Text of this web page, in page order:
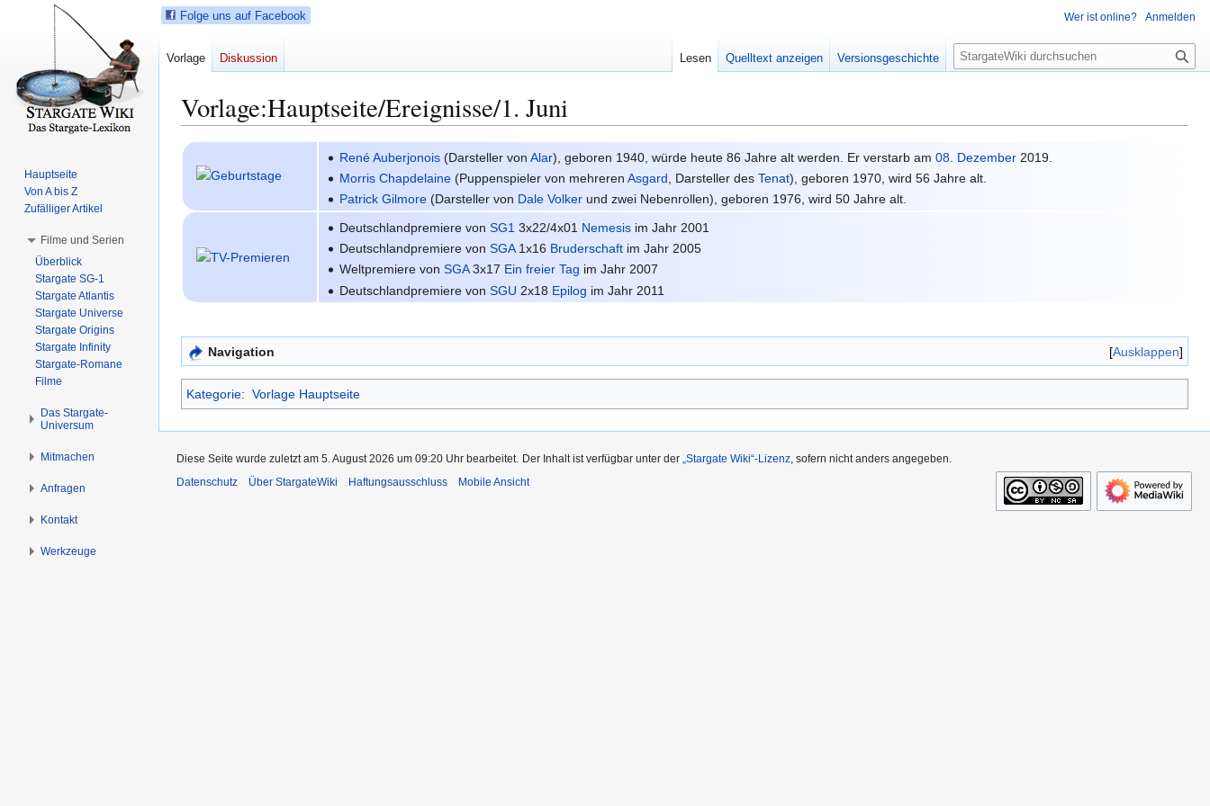
Vorlage:Hauptseite/Ereignisse/1. Juni
Z
N
o
s
i
n
Z
S
i
g
René Auberjonois (Darsteller vonAlar), geboren 1940, würde heute 86 Jahre alt werden. Er verstarb am08. Dezember 2019.
Morris Chapdelaine (Puppenspieler von mehrerenAsgard , Darsteller desTenat), geboren 1970, wird 56 Jahre alt.
Patrick Gilmore (Darsteller von Dale Volker und zwei Nebenrollen), geboren 1976, wird 50 Jahre alt.
Deutschlandpremiere vonSG1 3x22/4x01 Nemesis im Jahr 2001
Deutschlandpremiere vonSGA 1x16 Bruderschaft im Jahr 2005
Weltpremiere vonSGA 3x17 Ein freier Tag im Jahr 2007
Deutschlandpremiere vonSGU 2x18 Epilog im Jahr 2011
Ausklappen
Navigation
Kategorie: Vorlage Hauptseite
Folge uns auf Facebook Wer ist online? Anmelden
Vorlage Diskussion Lesen Quelltext anzeigen Versionsgeschichte
S
u
e
Hauptseite
Von A bis Z
Zufälliger Artikel
Filme und Serien
Überblick
Stargate SG-1
Stargate Atlantis
Stargate Universe
Stargate Origins
Stargate Infinity
Stargate-Romane
Filme
Das Stargate-
Universum
Mitmachen
Anfragen
Kontakt
Werkzeuge
Diese Seite wurde zuletzt am 5. August 2026 um 09:20 Uhr bearbeitet. Der Inhalt ist verfügbar unter der „Stargate Wiki“-Lizenz , sofern nicht anders angegeben.
Datenschutz
Über StargateWiki Haftungsausschluss Mobile Ansicht